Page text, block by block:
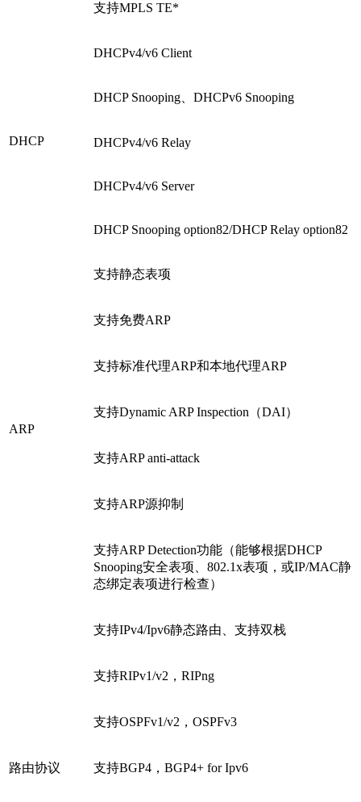
支持MPLS TE*
DHCP
DHCPv4/v6 Client
DHCP Snooping、DHCPv6 Snooping
DHCPv4/v6 Relay
DHCPv4/v6 Server
DHCP Snooping option82/DHCP Relay option82
ARP
支持静态表项
支持免费ARP
支持标准代理ARP和本地代理ARP
支持Dynamic ARP Inspection（DAI）
支持ARP anti-attack
支持ARP源抑制
支持ARP Detection功能（能够根据DHCP
Snooping安全表项、802.1x表项，或IP/MAC静
态绑定表项进行检查）
路由协议
支持IPv4/Ipv6静态路由、支持双栈
支持RIPv1/v2，RIPng
支持OSPFv1/v2，OSPFv3
支持BGP4，BGP4+ for Ipv6